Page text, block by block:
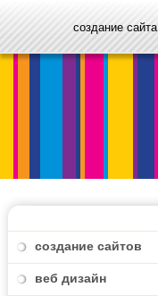
создание сайта
создание сайтов
веб дизайн